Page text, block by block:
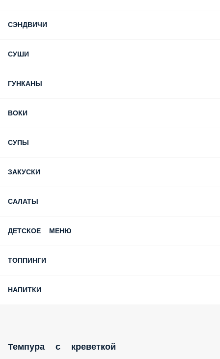
СЭНДВИЧИ
СУШИ
ГУНКАНЫ
ВОКИ
СУПЫ
ЗАКУСКИ
САЛАТЫ
ДЕТСКОЕ МЕНЮ
ТОППИНГИ
НАПИТКИ
Темпура с креветкой